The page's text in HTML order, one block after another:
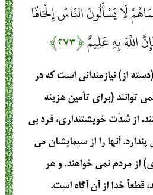
لَا يَسْأَلُونَ النَّاسَ إِلْحَافًا
اللَّهَ بِهِ عَلِيمٌ﴿۲۷۳﴾
از) نيازمندانى است كه در
توانند (براى تأمين هزينه
از شدّت خويشتن‏دارى‏، فرد بى‏
‏پندارد. آنها را از سيمايشان مى
از مردم نمى‏ خواهند. و هر
قطعاً خدا از آن آگاه است‏.